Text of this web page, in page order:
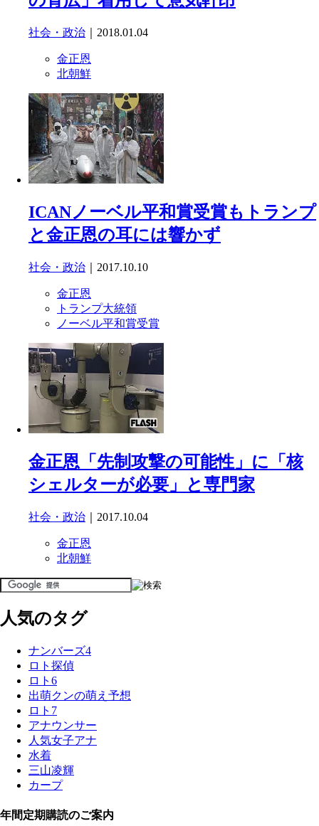
社会・政治 ｜2018.01.04
金正恩
北朝鮮
ICANノーベル平和賞受賞もトランプ
と金正恩の耳には響かず
社会・政治 ｜2017.10.10
金正恩
トランプ大統領
ノーベル平和賞受賞
金正恩「先制攻撃の可能性」に「核
シェルターが必要」と専門家
社会・政治 ｜2017.10.04
金正恩
北朝鮮
人気のタグ
ナンバーズ4
ロト探偵
ロト6
出萌クンの萌え予想
ロト7
アナウンサー
人気女子アナ
水着
三山凌輝
カープ
年間定期購読のご案内